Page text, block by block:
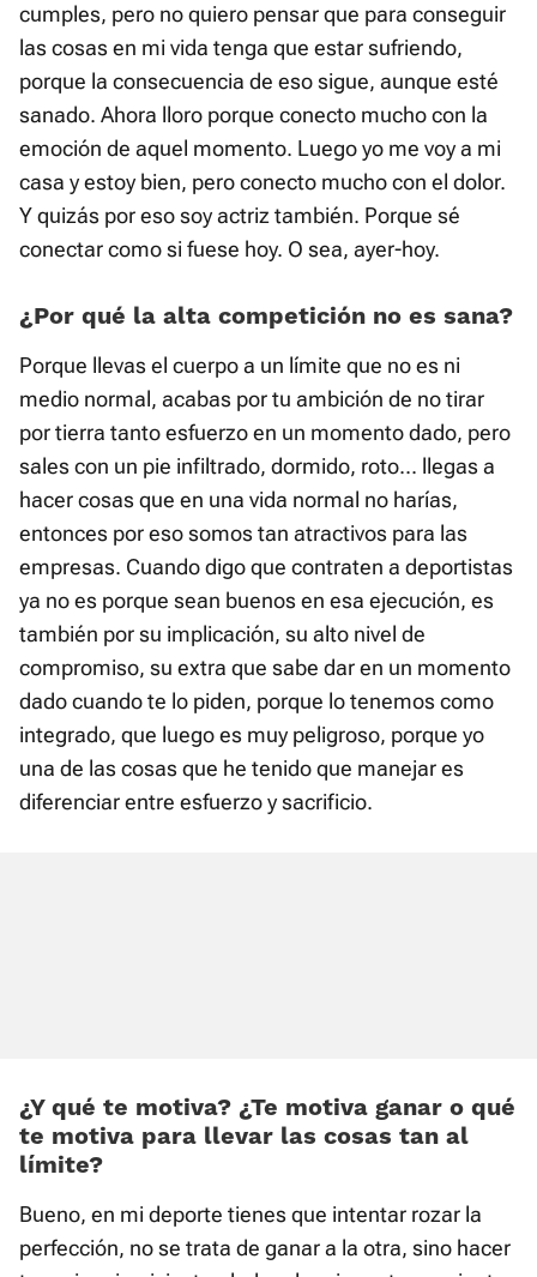
cumples, pero no quiero pensar que para conseguir
las cosas en mi vida tenga que estar sufriendo,
porque la consecuencia de eso sigue, aunque esté
sanado. Ahora lloro porque conecto mucho con la
emoción de aquel momento. Luego yo me voy a mi
casa y estoy bien, pero conecto mucho con el dolor.
Y quizás por eso soy actriz también. Porque sé
conectar como si fuese hoy. O sea, ayer-hoy.
¿Por qué la alta competición no es sana?
Porque llevas el cuerpo a un límite que no es ni
medio normal, acabas por tu ambición de no tirar
por tierra tanto esfuerzo en un momento dado, pero
sales con un pie infiltrado, dormido, roto... llegas a
hacer cosas que en una vida normal no harías,
entonces por eso somos tan atractivos para las
empresas. Cuando digo que contraten a deportistas
ya no es porque sean buenos en esa ejecución, es
también por su implicación, su alto nivel de
compromiso, su extra que sabe dar en un momento
dado cuando te lo piden, porque lo tenemos como
integrado, que luego es muy peligroso, porque yo
una de las cosas que he tenido que manejar es
diferenciar entre esfuerzo y sacrificio.
¿Y qué te motiva? ¿Te motiva ganar o qué
te motiva para llevar las cosas tan al
límite?
Bueno, en mi deporte tienes que intentar rozar la
perfección, no se trata de ganar a la otra, sino hacer